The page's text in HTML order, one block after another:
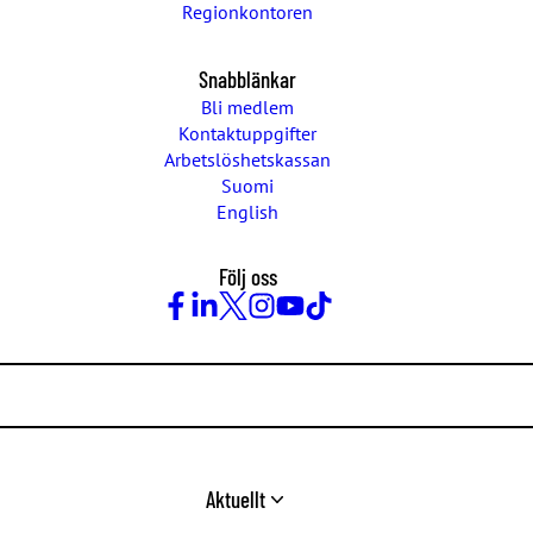
Regionkontoren
Snabblänkar
Bli medlem
Kontaktuppgifter
Arbetslöshetskassan
Suomi
English
Följ oss
Aktuellt